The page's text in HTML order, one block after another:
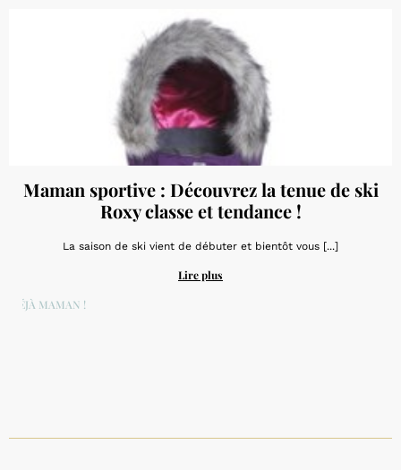
Maman sportive : Découvrez la tenue de ski
Roxy classe et tendance !
La saison de ski vient de débuter et bientôt vous [...]
Lire plus
DÉJÀ MAMAN !